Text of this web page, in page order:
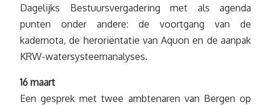
Dagelijks Bestuursvergadering met als agenda
punten onder andere: de voortgang van de
kadernota, de heroriëntatie van Aquon en de aanpak
KRW-watersysteemanalyses.
16 maart
Een gesprek met twee ambtenaren van Bergen op